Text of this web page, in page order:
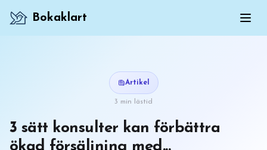
Bokaklart
Artikel
3 min lästid
3 sätt konsulter kan förbättra
ökad försäljning med...